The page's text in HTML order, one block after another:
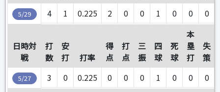
5/29 4 1 0.225 2 0 0 1 0 0 0
日時対
戦
打
数
安
打
打率
得
点
打
点
三
振
四
球
死
球
本
塁
打
失
策
5/27 3 0 0.225 0 0 0 1 0 0 0